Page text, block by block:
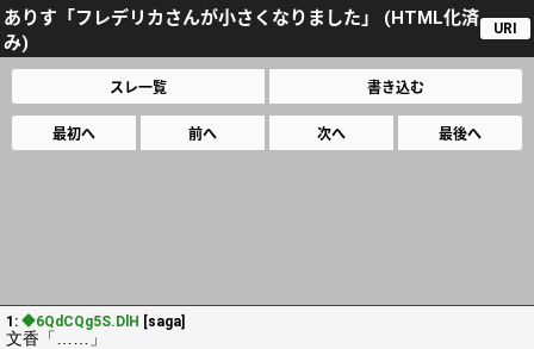
ありす「フレデリカさんが小さくなりました」 (HTML化済
み)
URI
スレ一覧 書き込む
最初へ 前へ 次へ 最後へ
1: ◆6QdCQg5S.DlH [saga]
文香「……」